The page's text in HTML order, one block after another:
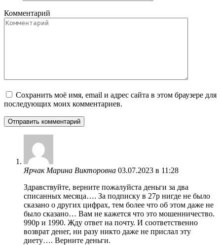
Комментарий
Сохранить моё имя, email и адрес сайта в этом браузере для
последующих моих комментариев.
Ярчак Марина Викторовна 03.07.2023 в 11:28
Здравствуйте, верните пожалуйста деньги за два
списанных месяца…. За подписку в 27р нигде не было
сказано о других цифрах, тем более что об этом даже не
было сказано… Вам не кажется что это мошенничество.
990р и 1990. Жду ответ на почту. И соответственно
возврат денег, ни разу никто даже не прислал эту
диету…. Верните деньги.